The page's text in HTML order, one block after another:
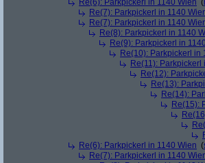
Re(6): Parkpickerl in 1140 Wien (
Re(7): Parkpickerl in 1140
Re(7): Parkpickerl in 1140
Re(8): Parkpickerl in 1140
Re(9): Parkpickerl in
Re(10): Parkpickerl in
Re(11): Parkpickerl
Re(12):
Re(13):
Re(14):
Re(15):
Re(6): Parkpickerl in 1140 Wien (
Re(7): Parkpickerl in 1140